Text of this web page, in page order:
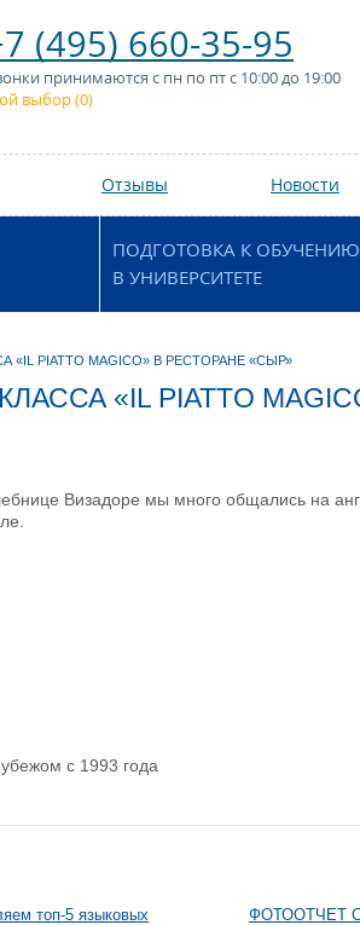
(495) 660-35-95
принимаются с пн по пт с 10:00 до 19:00
выбор (0)
Отзывы Новости
ПОДГОТОВКА К ОБУЧЕНИЮ
В УНИВЕРСИТЕТЕ
PIATTO MAGICO» В РЕСТОРАНЕ «СЫР»
«IL PIATTO
Визадоре мы много общались на
с 1993 года
топ-5 языковых
ФОТООТЧЕТ С